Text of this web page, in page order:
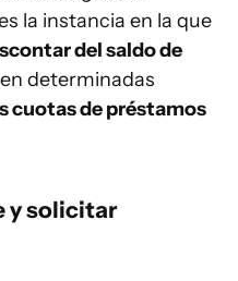
la instancia en la que
del saldo de
determinadas
cuotas de préstamos
y solicitar